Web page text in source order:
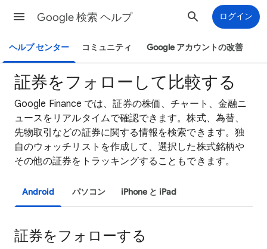
Google 検索 ヘルプ ログイン
ヘルプ センター コミュニティ Google アカウントの改善
証券をフォローして比較する
Google Finance では、証券の株価、チャート、金融ニ
ュースをリアルタイムで確認できます。株式、為替、
先物取引などの証券に関する情報を検索できます。独
自のウォッチリストを作成して、選択した株式銘柄や
その他の証券をトラッキングすることもできます。
Android パソコン iPhone と iPad
証券をフォローする